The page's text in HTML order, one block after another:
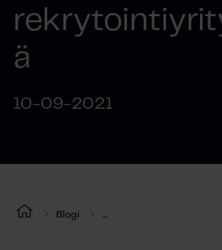
ä
10-09-2021
Blogi